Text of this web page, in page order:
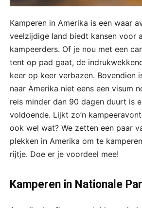
Kamperen in Amerika is een waar
veelzijdige land biedt kansen voor
kampeerders. Of je nou met een
tent op pad gaat, de
keer op keer verbazen. Bovendien
naar Amerika niet eens een visum
reis minder dan 90 dagen duurt is
voldoende. Lijkt zo’n
ook wel wat? We zetten een paar
plekken in Amerika om te
rijtje. Doe er je voordeel mee!
Kamperen in Nationale